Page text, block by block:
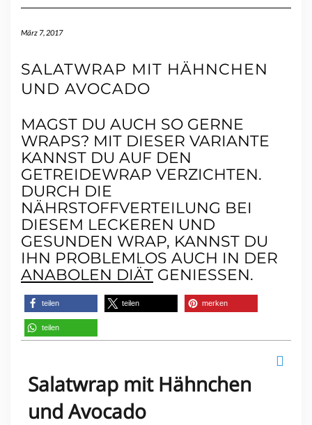
März 7, 2017
SALATWRAP MIT HÄHNCHEN
UND AVOCADO
MAGST DU AUCH SO GERNE
WRAPS? MIT DIESER VARIANTE
KANNST DU AUF DEN
GETREIDEWRAP VERZICHTEN.
DURCH DIE
NÄHRSTOFFVERTEILUNG BEI
DIESEM LECKEREN UND
GESUNDEN WRAP, KANNST DU
IHN PROBLEMLOS AUCH IN DER
ANABOLEN DIÄT GENIESSEN.
teilen teilen merken
teilen
Salatwrap mit Hähnchen
und Avocado